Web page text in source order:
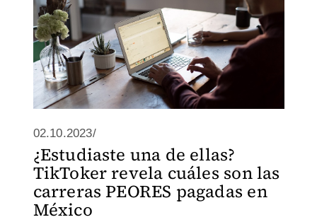
02.10.2023/
¿Estudiaste una de ellas?
TikToker revela cuáles son las
carreras PEORES pagadas en
México